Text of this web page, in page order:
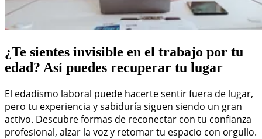
¿Te sientes invisible en el trabajo por tu
edad? Así puedes recuperar tu lugar
El edadismo laboral puede hacerte sentir fuera de lugar,
pero tu experiencia y sabiduría siguen siendo un gran
activo. Descubre formas de reconectar con tu confianza
profesional, alzar la voz y retomar tu espacio con orgullo.